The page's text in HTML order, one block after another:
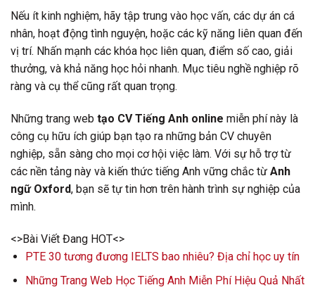
Nếu ít kinh nghiệm, hãy tập trung vào học vấn, các dự án cá
nhân, hoạt động tình nguyện, hoặc các kỹ năng liên quan đến
vị trí. Nhấn mạnh các khóa học liên quan, điểm số cao, giải
thưởng, và khả năng học hỏi nhanh. Mục tiêu nghề nghiệp rõ
ràng và cụ thể cũng rất quan trọng.
Những trang web tạo CV Tiếng Anh online miễn phí này là
công cụ hữu ích giúp bạn tạo ra những bản CV chuyên
nghiệp, sẵn sàng cho mọi cơ hội việc làm. Với sự hỗ trợ từ
các nền tảng này và kiến thức tiếng Anh vững chắc từ Anh
ngữ Oxford, bạn sẽ tự tin hơn trên hành trình sự nghiệp của
mình.
<>Bài Viết Đang HOT<>
PTE 30 tương đương IELTS bao nhiêu? Địa chỉ học uy tín
Những Trang Web Học Tiếng Anh Miễn Phí Hiệu Quả Nhất